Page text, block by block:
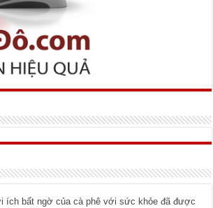
ích bất ngờ của cà phê với sức khỏe đã được